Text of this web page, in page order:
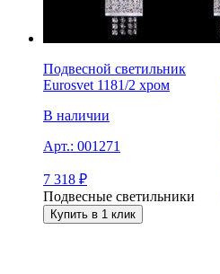
Подвесной светильник
Eurosvet 1181/2 хром
В наличии
Арт.: 001271
7 318 ₽
Подвесные светильники
Купить в 1 клик